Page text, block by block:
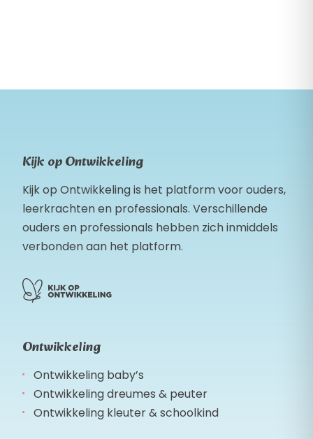
Kijk op Ontwikkeling
Kijk op Ontwikkeling is het platform voor ouders,
leerkrachten en professionals. Verschillende
ouders en professionals hebben zich inmiddels
verbonden aan het platform.
Ontwikkeling
Ontwikkeling baby’s
Ontwikkeling dreumes & peuter
Ontwikkeling kleuter & schoolkind